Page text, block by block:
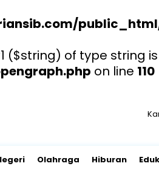
of type string
on line 110
Olahraga Hiburan